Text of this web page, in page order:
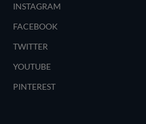
INSTAGRAM
FACEBOOK
TWITTER
YOUTUBE
PINTEREST